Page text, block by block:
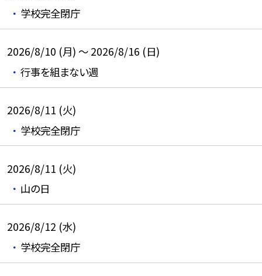
学校完全閉庁
2026/8/10 (月) ～ 2026/8/16 (日)
行事を組まない週
2026/8/11 (火)
学校完全閉庁
2026/8/11 (火)
山の日
2026/8/12 (水)
学校完全閉庁